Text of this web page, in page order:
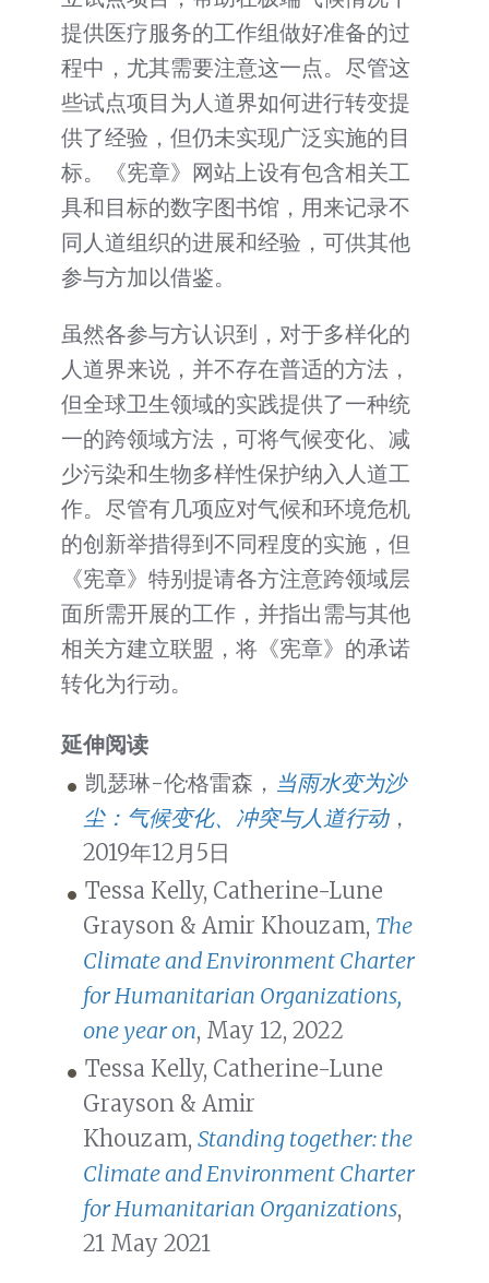
提供医疗服务的工作组做好准备的过
程中，尤其需要注意这一点。尽管这
些试点项目为人道界如何进行转变提
供了经验，但仍未实现广泛实施的目
标。《宪章》网站上设有包含相关工
具和目标的数字图书馆，用来记录不
同人道组织的进展和经验，可供其他
参与方加以借鉴。
虽然各参与方认识到，对于多样化的
人道界来说，并不存在普适的方法，
但全球卫生领域的实践提供了一种统
一的跨领域方法，可将气候变化、减
少污染和生物多样性保护纳入人道工
作。尽管有几项应对气候和环境危机
的创新举措得到不同程度的实施，但
《宪章》特别提请各方注意跨领域层
面所需开展的工作，并指出需与其他
相关方建立联盟，将《宪章》的承诺
转化为行动。
延伸阅读
凯瑟琳-伦·格雷森， 当雨水变为沙
尘：气候变化、冲突与人道行动，
2019年12月5日
Tessa Kelly, Catherine-Lune
Grayson & Amir Khouzam, The
Climate and Environment Charter
for Humanitarian Organizations,
one year on, May 12, 2022
Tessa Kelly, Catherine-Lune
Grayson & Amir
Khouzam, Standing together: the
Climate and Environment Charter
for Humanitarian Organizations,
21 May 2021